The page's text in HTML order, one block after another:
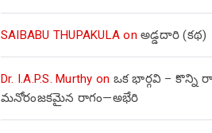
SAIBABU THUPAKULA onఅడ్డదారి (కథ)
Dr. I.A.P.S. Murthy on ఒక భార్గవి – కొన్ని
మనోరంజకమైన రాగం—అభేరి